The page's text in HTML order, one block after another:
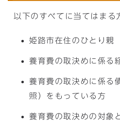
以下のすべてに当てはまる
姫路市在住のひとり親
養育費の取決めに係る
養育費の取決めに係る
照）をもっている方
養育費の取決めの対象